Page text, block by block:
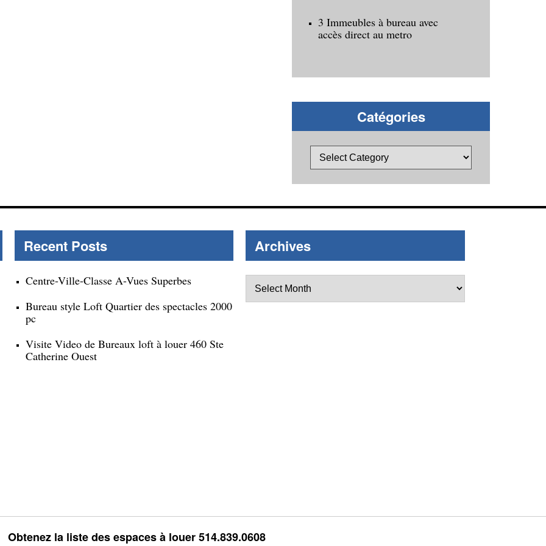
3 Immeubles à bureau avec
accès direct au metro
Catégories
Recent Posts
Centre-Ville-Classe A-Vues Superbes
Bureau style Loft Quartier des spectacles 2000
pc
Visite Video de Bureaux loft à louer 460 Ste
Catherine Ouest
Archives
Obtenez la liste des espaces à louer 514.839.0608